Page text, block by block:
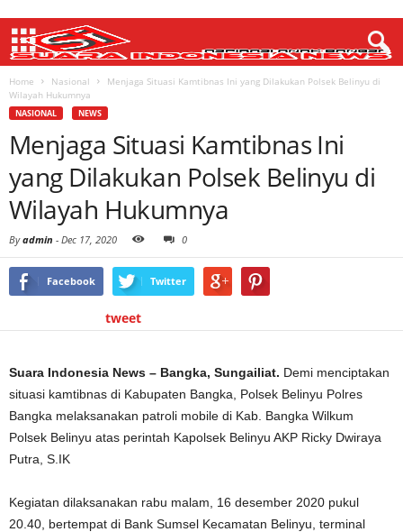
Home Nasional
Menjaga Situasi Kamtibnas Ini yang Dilakukan Polsek Belinyu di
Wilayah Hukumnya
NASIONAL NEWS
Menjaga Situasi Kamtibnas Ini
yang Dilakukan Polsek Belinyu di
Wilayah Hukumnya
Byadmin - Dec 17, 2020 0
Facebook Twitter
tweet
Suara Indonesia News – Bangka, Sungailiat. Demi menciptakan
situasi kamtibnas di Kabupaten Bangka, Polsek Belinyu Polres
Bangka melaksanakan patroli mobile di Kab. Bangka Wilkum
Polsek Belinyu atas perintah Kapolsek Belinyu AKP Ricky Dwiraya
Putra, S.IK
Kegiatan dilaksanakan rabu malam, 16 desember 2020 pukul
20.40, bertempat di Bank Sumsel Kecamatan Belinyu, terminal